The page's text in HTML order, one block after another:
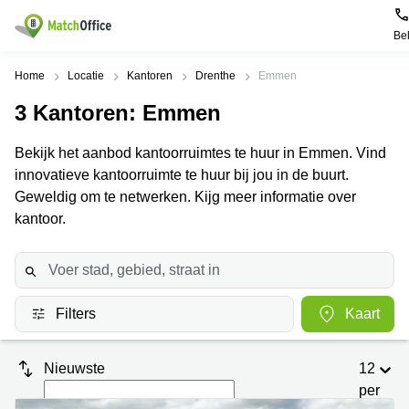
Bel
Huren / Verhuren
Productpagina's
Kantoorruimten
Business
Centers
Coworking
Vergaderruimten
Virtueel
Kantoor
Populaire
Alkmaar
Amsterdam
Oost
Amsterdam
Westpoort
Bergen
op
Zoom
Amersfoort
Breda
Populaire
Kantoorruimte
in Breda
Kantoor
Bergen
op
Zoom
Kantoor
huren
Kantoor
huren
Help
Over ons
Voeg je kantoorruimte toe
Huurprijs
Log in
Home Locatie Kantoren Drenthe Emmen
3 Kantoren: Emmen
Bekijk het aanbod kantoorruimtes te huur in Emmen. Vind
innovatieve kantoorruimte te huur bij jou in de buurt.
Geweldig om te netwerken. Kijg meer informatie over
kantoor.
Filters Kaart
Nieuwste
12
per